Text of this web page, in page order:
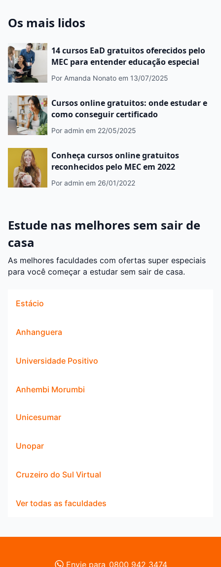
Os mais lidos
14 cursos EaD gratuitos oferecidos pelo
MEC para entender educação especial
Por Amanda Nonato em 13/07/2025
Cursos online gratuitos: onde estudar e
como conseguir certificado
Por admin em 22/05/2025
Conheça cursos online gratuitos
reconhecidos pelo MEC em 2022
Por admin em 26/01/2022
Estude nas melhores sem sair de
casa
As melhores faculdades com ofertas super especiais
para você começar a estudar sem sair de casa.
Estácio
Anhanguera
Universidade Positivo
Anhembi Morumbi
Unicesumar
Unopar
Cruzeiro do Sul Virtual
Ver todas as faculdades
Envie para 0800 942 3474